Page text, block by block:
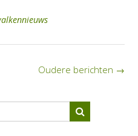
Oudere berichten →